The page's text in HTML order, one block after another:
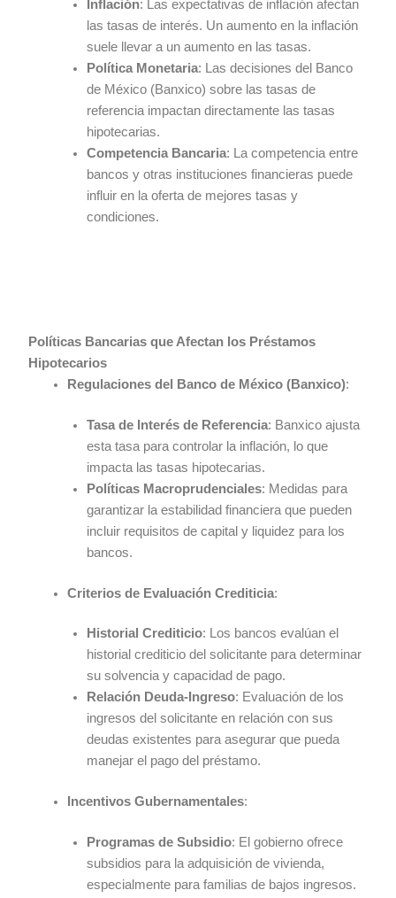
Inflación: Las expectativas de inflación afectan
las tasas de interés. Un aumento en la inflación
suele llevar a un aumento en las tasas.
Política Monetaria: Las decisiones del Banco
de México (Banxico) sobre las tasas de
referencia impactan directamente las tasas
hipotecarias.
Competencia Bancaria: La competencia entre
bancos y otras instituciones financieras puede
influir en la oferta de mejores tasas y
condiciones.
Políticas Bancarias que Afectan los Préstamos
Hipotecarios
Regulaciones del Banco de México (Banxico):
Tasa de Interés de Referencia: Banxico ajusta
esta tasa para controlar la inflación, lo que
impacta las tasas hipotecarias.
Políticas Macroprudenciales: Medidas para
garantizar la estabilidad financiera que pueden
incluir requisitos de capital y liquidez para los
bancos.
Criterios de Evaluación Crediticia:
Historial Crediticio: Los bancos evalúan el
historial crediticio del solicitante para determinar
su solvencia y capacidad de pago.
Relación Deuda-Ingreso: Evaluación de los
ingresos del solicitante en relación con sus
deudas existentes para asegurar que pueda
manejar el pago del préstamo.
Incentivos Gubernamentales:
Programas de Subsidio: El gobierno ofrece
subsidios para la adquisición de vivienda,
especialmente para familias de bajos ingresos.